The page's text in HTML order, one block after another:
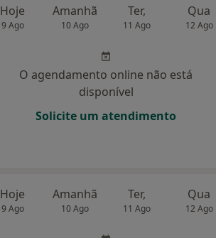
Hoje
9 Ago
Amanhã
10 Ago
Ter,
11 Ago
Qua
12 Ago
O agendamento online não está
disponível
Solicite um atendimento
Hoje
9 Ago
Amanhã
10 Ago
Ter,
11 Ago
Qua
12 Ago